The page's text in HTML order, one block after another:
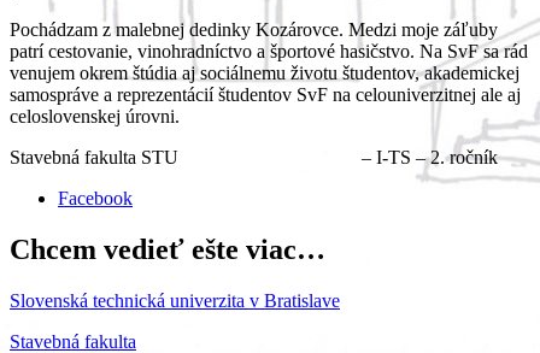
Pochádzam z malebnej dedinky Kozárovce. Medzi moje záľuby
patrí cestovanie, vinohradníctvo a športové hasičstvo. Na SvF sa rád
venujem okrem štúdia aj sociálnemu životu študentov, akademickej
samospráve a reprezentácií študentov SvF na celouniverzitnej ale aj
celoslovenskej úrovni.
Stavebná fakulta STU – I-TS – 2. ročník
Facebook
Chcem vedieť ešte viac…
Slovenská technická univerzita v Bratislave
Stavebná fakulta